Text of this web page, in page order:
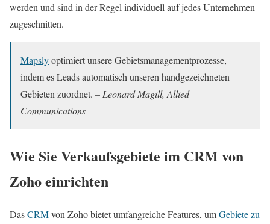
werden und sind in der Regel individuell auf jedes Unternehmen
zugeschnitten.
Mapslyoptimiert unsere Gebietsmanagementprozesse,
indem es Leads automatisch unseren handgezeichneten
Gebieten zuordnet. – Leonard Magill, Allied
Communications
Wie Sie Verkaufsgebiete im CRM von
Zoho einrichten
DasCRMvon Zoho bietet umfangreiche Features, umGebiete zu